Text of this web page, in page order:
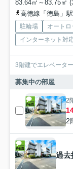
83.64㎡～83.75㎡
高徳線「徳島」
駐輪場 オートロ
インターネット対
3階建でエレベータ
募集中の部屋
2
2
過去